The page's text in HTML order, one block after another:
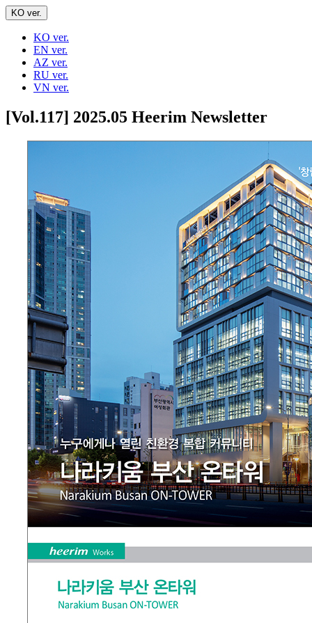
KO ver.
KO ver.
EN ver.
AZ ver.
RU ver.
VN ver.
[Vol.117] 2025.05 Heerim Newsletter